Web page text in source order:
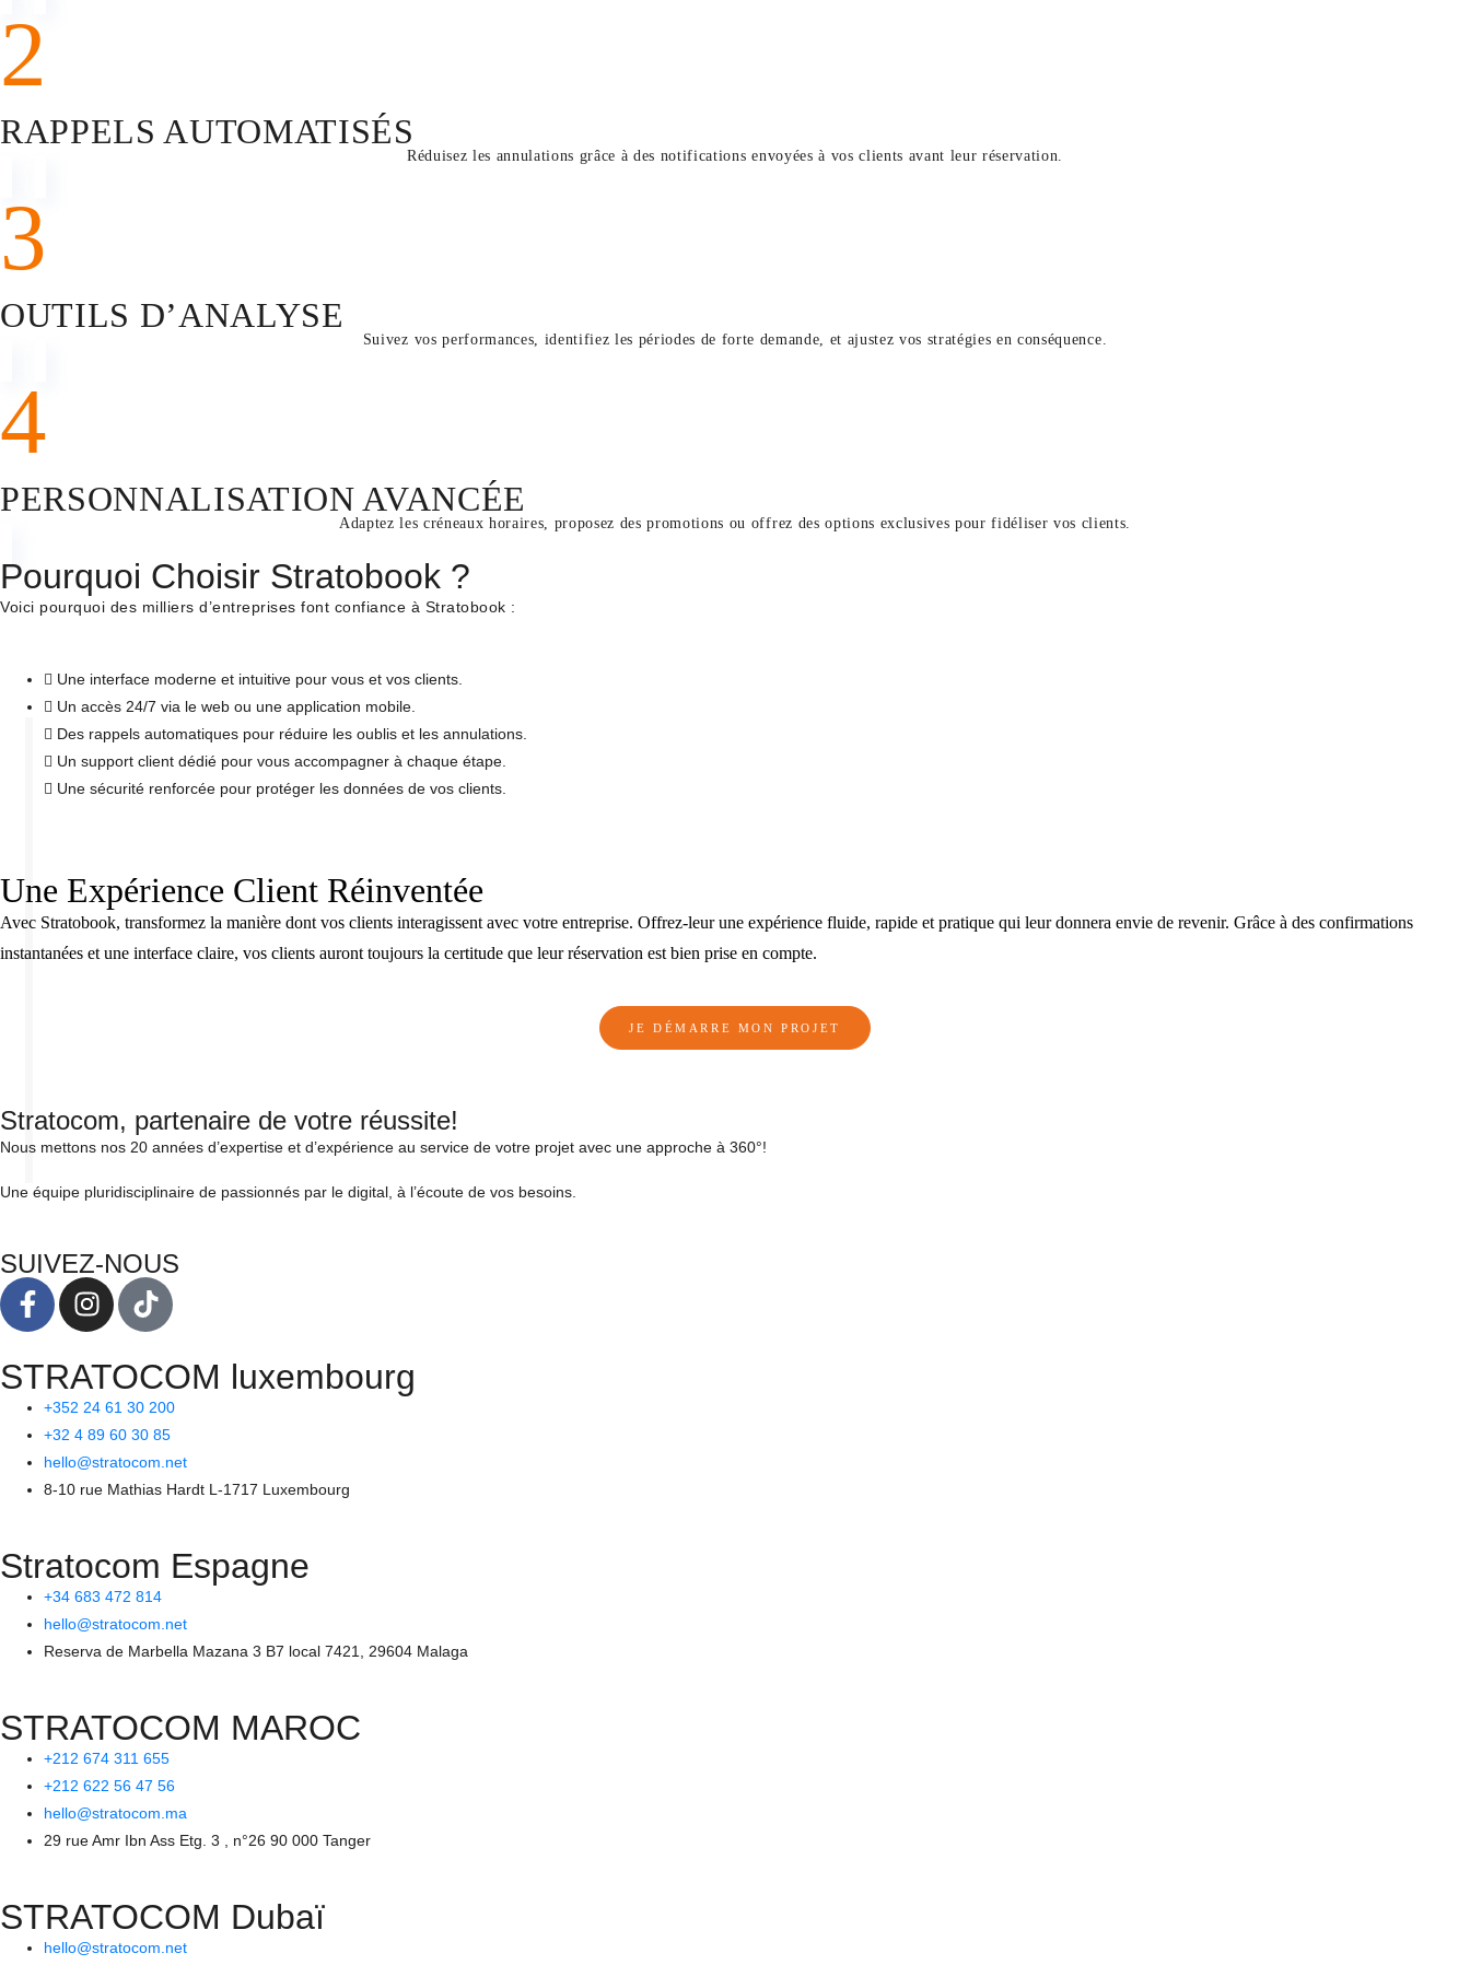
2
RAPPELS AUTOMATISÉS
Réduisez les annulations grâce à des notifications envoyées à vos clients avant leur réservation.
3
OUTILS D’ANALYSE
Suivez vos performances, identifiez les périodes de forte demande, et ajustez vos stratégies en conséquence.
4
PERSONNALISATION AVANCÉE
Adaptez les créneaux horaires, proposez des promotions ou offrez des options exclusives pour fidéliser vos clients.
Pourquoi Choisir Stratobook ?
Voici pourquoi des milliers d’entreprises font confiance à Stratobook :
Une interface moderne et intuitive pour vous et vos clients.
Un accès 24/7 via le web ou une application mobile.
Des rappels automatiques pour réduire les oublis et les annulations.
Un support client dédié pour vous accompagner à chaque étape.
Une sécurité renforcée pour protéger les données de vos clients.
Une Expérience Client Réinventée
Avec Stratobook, transformez la manière dont vos clients interagissent avec votre entreprise. Offrez-leur une expérience fluide, rapide et pratique qui leur donnera envie de revenir. Grâce à des confirmations
instantanées et une interface claire, vos clients auront toujours la certitude que leur réservation est bien prise en compte.
JE DÉMARRE MON PROJET
Stratocom, partenaire de votre réussite!
Nous mettons nos 20 années d’expertise et d’expérience au service de votre projet avec une approche à 360°!
Une équipe pluridisciplinaire de passionnés par le digital, à l’écoute de vos besoins.
SUIVEZ-NOUS
STRATOCOM luxembourg
+352 24 61 30 200
+32 4 89 60 30 85
hello@stratocom.net
8-10 rue Mathias Hardt L-1717 Luxembourg
Stratocom Espagne
+34 683 472 814
hello@stratocom.net
Reserva de Marbella Mazana 3 B7 local 7421, 29604 Malaga
STRATOCOM MAROC
+212 674 311 655
+212 622 56 47 56
hello@stratocom.ma
29 rue Amr Ibn Ass Etg. 3 , n°26 90 000 Tanger
STRATOCOM Dubaï
hello@stratocom.net